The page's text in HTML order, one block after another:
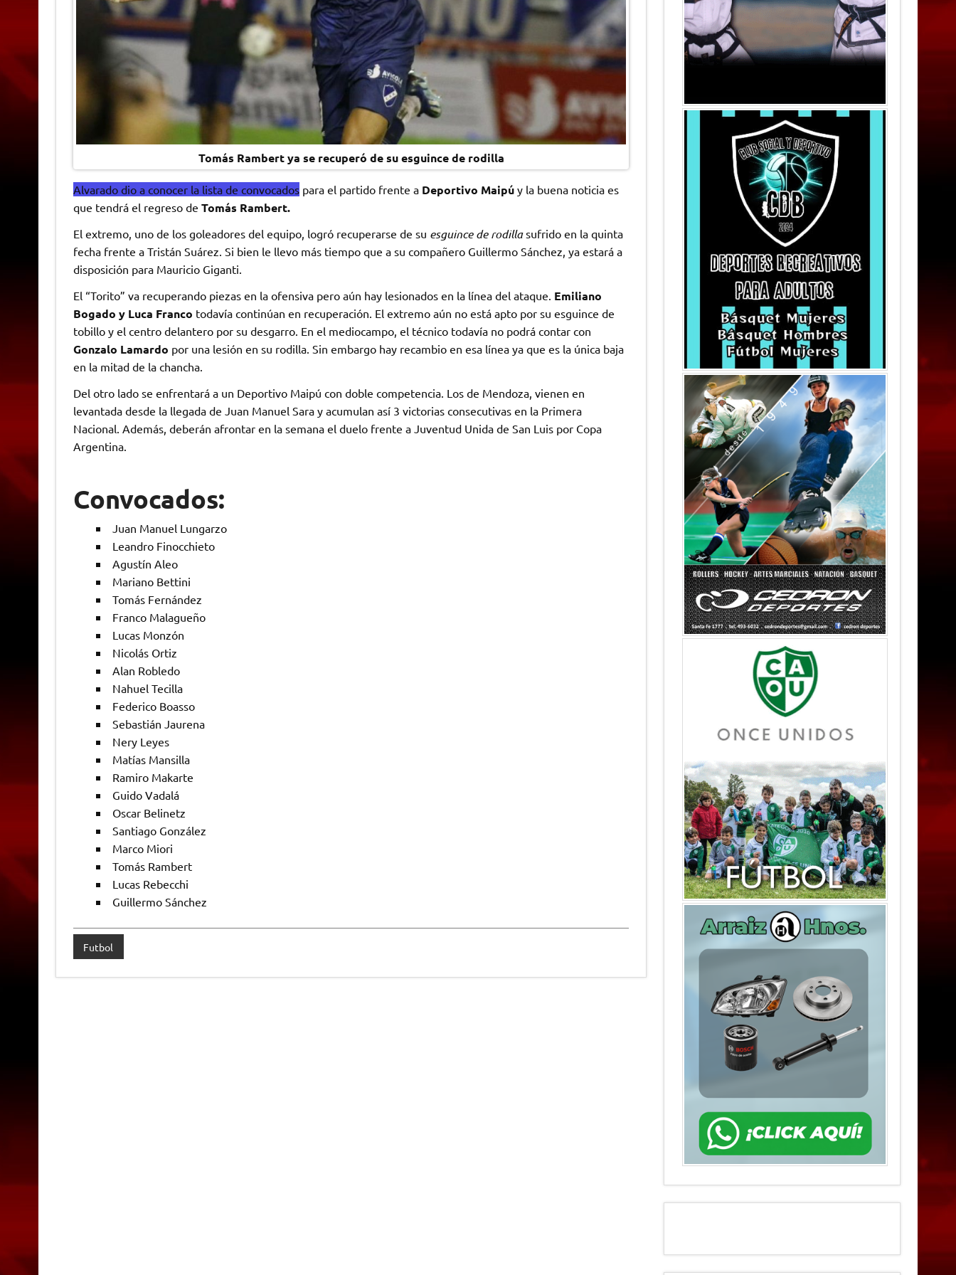
Tomás Rambert ya se recuperó de su esguince de rodilla
Alvarado dio a conocer la lista de convocadospara el partido frente a Deportivo Maipúy la buena noticia es
que tendrá el regreso de Tomás Rambert.
El extremo, uno de los goleadores del equipo, logró recuperarse de su esguince de rodillasufrido en la quinta
fecha frente a Tristán Suárez. Si bien le llevo más tiempo que a su compañero Guillermo Sánchez, ya estará a
disposición para Mauricio Giganti.
El “Torito” va recuperando piezas en la ofensiva pero aún hay lesionados en la línea del ataque. Emiliano
Bogado y Luca Franco todavía continúan en recuperación. El extremo aún no está apto por su esguince de
tobillo y el centro delantero por su desgarro. En el mediocampo, el técnico todavía no podrá contar con
Gonzalo Lamardo por una lesión en su rodilla. Sin embargo hay recambio en esa línea ya que es la única baja
en la mitad de la chancha.
Del otro lado se enfrentará a un Deportivo Maipú con doble competencia. Los de Mendoza, vienen en
levantada desde la llegada de Juan Manuel Sara y acumulan así 3 victorias consecutivas en la Primera
Nacional. Además, deberán afrontar en la semana el duelo frente a Juventud Unida de San Luis por Copa
Argentina.
Convocados:
Juan Manuel Lungarzo
Leandro Finocchieto
Agustín Aleo
Mariano Bettini
Tomás Fernández
Franco Malagueño
Lucas Monzón
Nicolás Ortiz
Alan Robledo
Nahuel Tecilla
Federico Boasso
Sebastián Jaurena
Nery Leyes
Matías Mansilla
Ramiro Makarte
Guido Vadalá
Oscar Belinetz
Santiago González
Marco Miori
Tomás Rambert
Lucas Rebecchi
Guillermo Sánchez
Futbol